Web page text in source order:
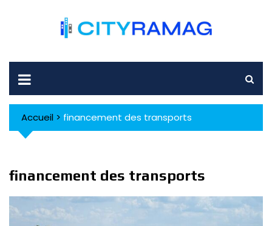
Accueil > financement des transports
financement des transports